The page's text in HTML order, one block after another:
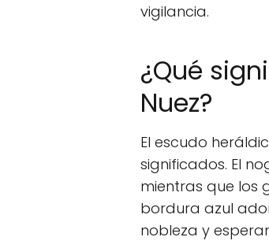
vigilancia.
¿Qué
Nuez?
El escudo
significados. El
mientras que los
bordura azul
nobleza y